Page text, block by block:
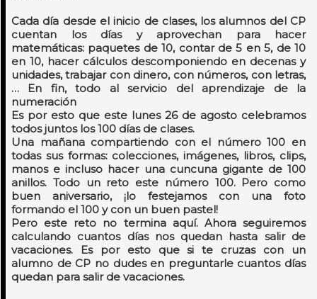
Cada día desde el inicio de clases, los alumnos del CP
cuentan los días y aprovechan para hacer
matemáticas: paquetes de 10, contar de 5 en 5, de 10
en 10, hacer cálculos descomponiendo en decenas y
unidades, trabajar con dinero, con números, con letras,
… En fin, todo al servicio del aprendizaje de la
numeración
Es por esto que este lunes 26 de agosto celebramos
todos juntos los 100 días de clases.
Una mañana compartiendo con el número 100 en
todas sus formas: colecciones, imágenes, libros, clips,
manos e incluso hacer una cuncuna gigante de 100
anillos. Todo un reto este número 100. Pero como
buen aniversario, ¡lo festejamos con una foto
formando el 100 y con un buen pastel!
Pero este reto no termina aquí. Ahora seguiremos
calculando cuantos días nos quedan hasta salir de
vacaciones. Es por esto que si te cruzas con un
alumno de CP no dudes en preguntarle cuantos días
quedan para salir de vacaciones.